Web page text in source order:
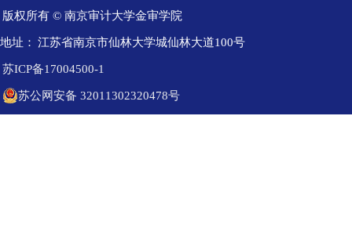
版权所有 © 南京审计大学金审学院
地址： 江苏省南京市仙林大学城仙林大道100号
苏ICP备17004500-1
苏公网安备 32011302320478号